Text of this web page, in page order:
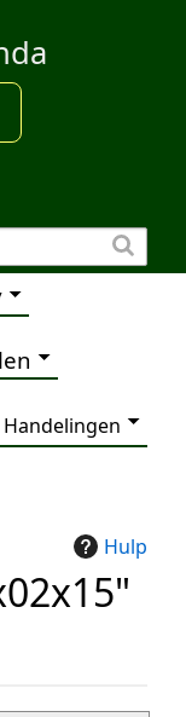
Handelingen
Hulp